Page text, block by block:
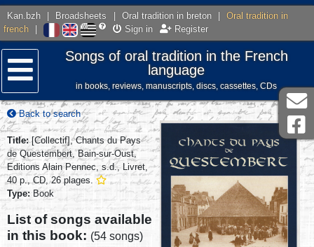
Kan.bzh Broadsheets Oral tradition in breton
Oral tradition in
french
Sign in Register
Menu
Songs of oral tradition in the French
language
in books, reviews, manuscripts, discs, cassettes, CDs
Back to search
Title:[Collectif], Chants du Pays
de Questembert, Bain-sur-Oust,
Editions Alain Pennec, s.d., Livret,
40 p., CD, 26 plages.
Type: Book
List of songs available
in this book: (54 songs)